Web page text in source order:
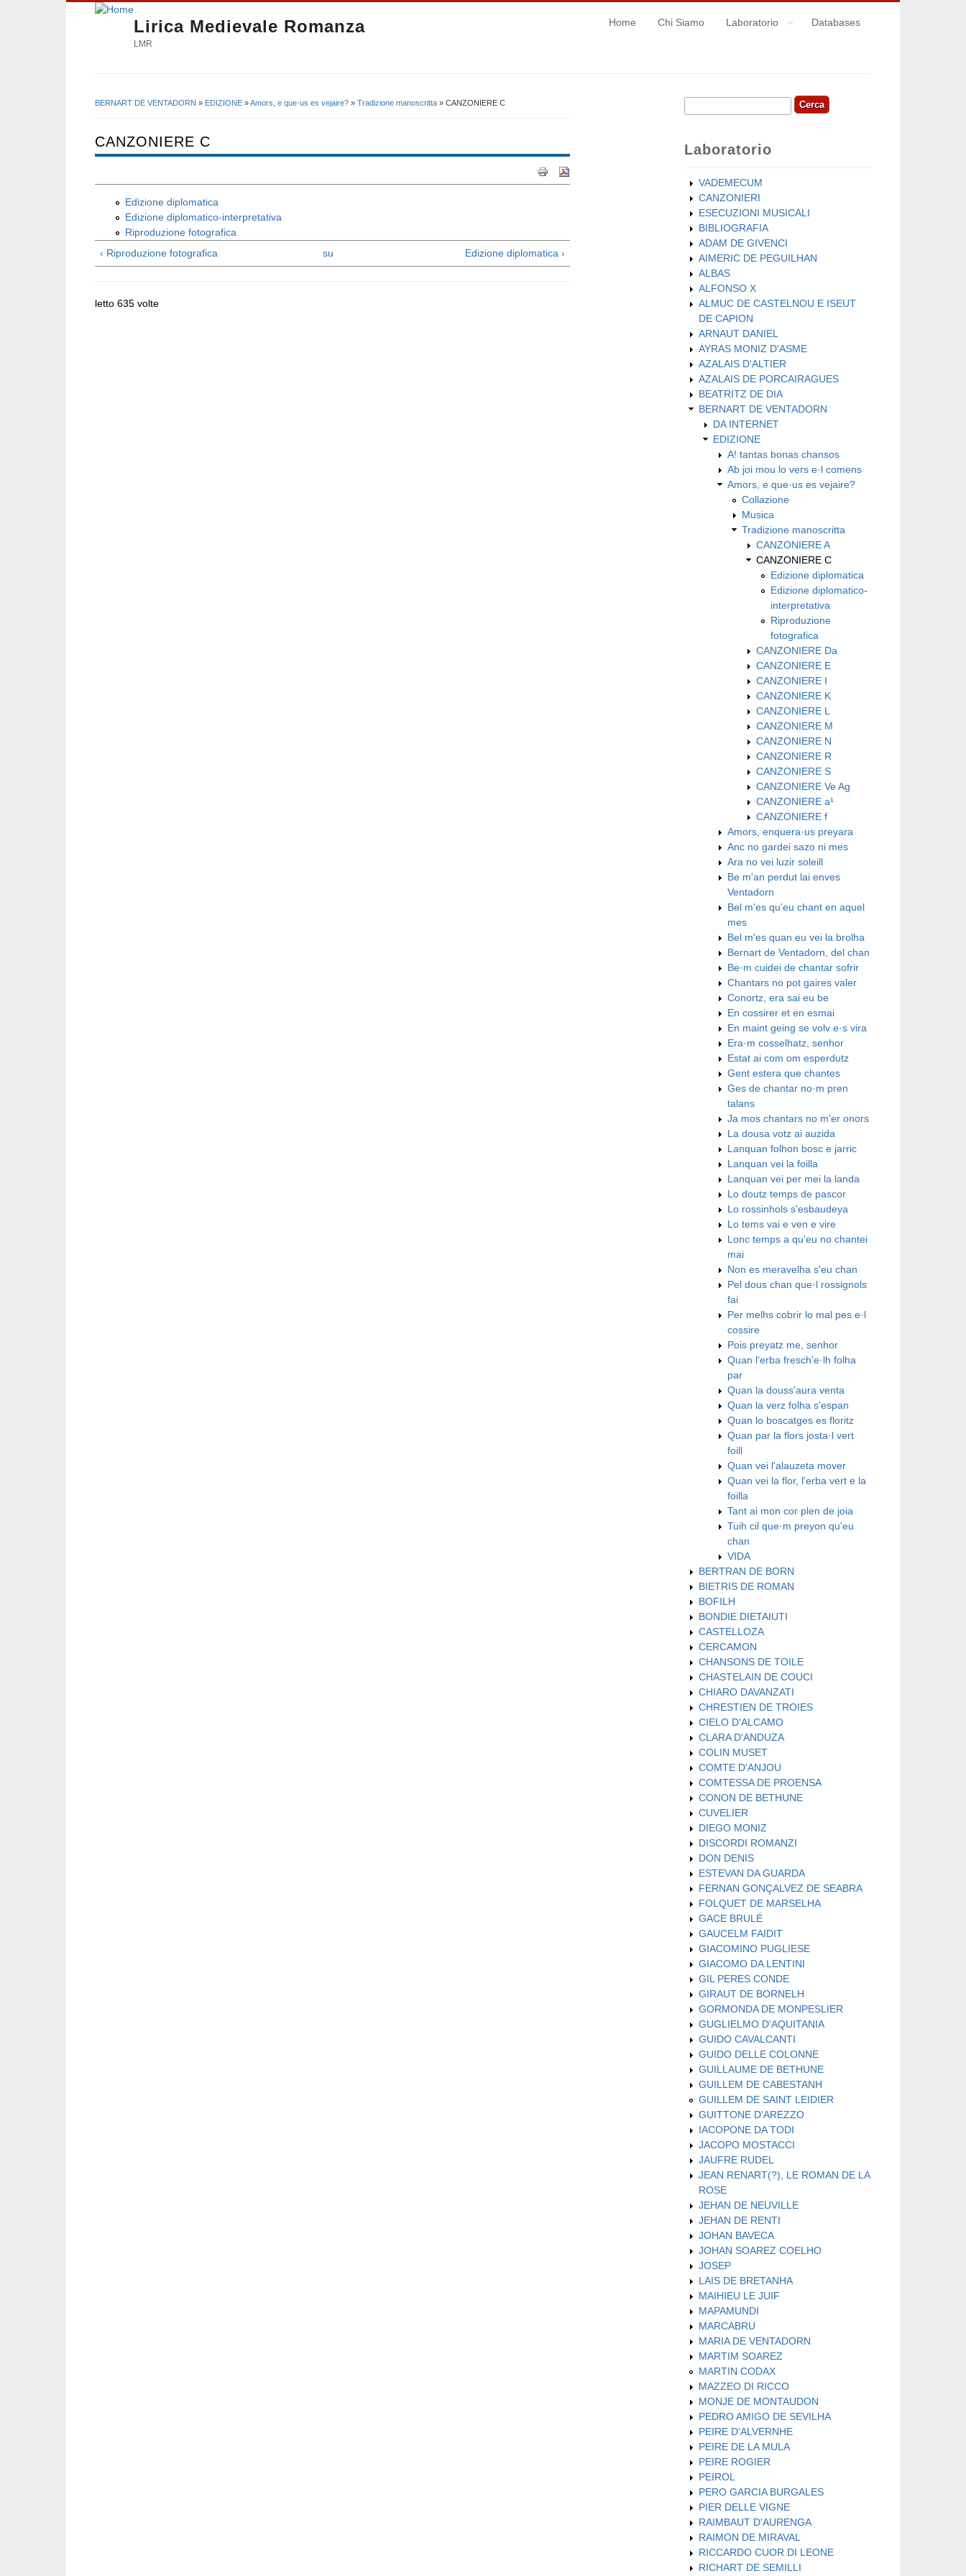
Lirica Medievale Romanza
LMR
Home Chi Siamo Laboratorio Databases
BERNART DE VENTADORN » EDIZIONE »Amors, e que·us es vejaire? » Tradizione manoscritta » CANZONIERE C
CANZONIERE C
Edizione diplomatica
Edizione diplomatico-interpretativa
Riproduzione fotografica
‹ Riproduzione fotografica
su Edizione diplomatica ›
letto 635 volte
Form di ricerca
Cerca
Laboratorio
VADEMECUM
CANZONIERI
ESECUZIONI MUSICALI
BIBLIOGRAFIA
ADAM DE GIVENCI
AIMERIC DE PEGUILHAN
ALBAS
ALFONSO X
ALMUC DE CASTELNOU E ISEUT
DE CAPION
ARNAUT DANIEL
AYRAS MONIZ D'ASME
AZALAIS D'ALTIER
AZALAIS DE PORCAIRAGUES
BEATRITZ DE DIA
BERNART DE VENTADORN
DA INTERNET
EDIZIONE
A! tantas bonas chansos
Ab joi mou lo vers e·l comens
Amors, e que·us es vejaire?
Collazione
Musica
Tradizione manoscritta
CANZONIERE A
CANZONIERE C
Edizione diplomatica
Edizione diplomatico-
interpretativa
Riproduzione
fotografica
CANZONIERE Da
CANZONIERE E
CANZONIERE I
CANZONIERE K
CANZONIERE L
CANZONIERE M
CANZONIERE N
CANZONIERE R
CANZONIERE S
CANZONIERE Ve Ag
CANZONIERE a¹
CANZONIERE f
Amors, enquera·us preyara
Anc no gardei sazo ni mes
Ara no vei luzir soleill
Be m'an perdut lai enves
Ventadorn
Bel m'es qu'eu chant en aquel
mes
Bel m'es quan eu vei la brolha
Bernart de Ventadorn, del chan
Be·m cuidei de chantar sofrir
Chantars no pot gaires valer
Conortz, era sai eu be
En cossirer et en esmai
En maint geing se volv e·s vira
Era·m cosselhatz, senhor
Estat ai com om esperdutz
Gent estera que chantes
Ges de chantar no·m pren
talans
Ja mos chantars no m'er onors
La dousa votz ai auzida
Lanquan folhon bosc e jarric
Lanquan vei la foilla
Lanquan vei per mei la landa
Lo doutz temps de pascor
Lo rossinhols s'esbaudeya
Lo tems vai e ven e vire
Lonc temps a qu'eu no chantei
mai
Non es meravelha s'eu chan
Pel dous chan que·l rossignols
fai
Per melhs cobrir lo mal pes e·l
cossire
Pois preyatz me, senhor
Quan l'erba fresch'e·lh folha
par
Quan la douss'aura venta
Quan la verz folha s'espan
Quan lo boscatges es floritz
Quan par la flors josta·l vert
foill
Quan vei l'alauzeta mover
Quan vei la flor, l'erba vert e la
foilla
Tant ai mon cor plen de joia
Tuih cil que·m preyon qu'eu
chan
VIDA
BERTRAN DE BORN
BIETRIS DE ROMAN
BOFILH
BONDIE DIETAIUTI
CASTELLOZA
CERCAMON
CHANSONS DE TOILE
CHASTELAIN DE COUCI
CHIARO DAVANZATI
CHRESTIEN DE TROIES
CIELO D'ALCAMO
CLARA D'ANDUZA
COLIN MUSET
COMTE D'ANJOU
COMTESSA DE PROENSA
CONON DE BETHUNE
CUVELIER
DIEGO MONIZ
DISCORDI ROMANZI
DON DENIS
ESTEVAN DA GUARDA
FERNAN GONÇALVEZ DE SEABRA
FOLQUET DE MARSELHA
GACE BRULÉ
GAUCELM FAIDIT
GIACOMINO PUGLIESE
GIACOMO DA LENTINI
GIL PERES CONDE
GIRAUT DE BORNELH
GORMONDA DE MONPESLIER
GUGLIELMO D'AQUITANIA
GUIDO CAVALCANTI
GUIDO DELLE COLONNE
GUILLAUME DE BETHUNE
GUILLEM DE CABESTANH
GUILLEM DE SAINT LEIDIER
GUITTONE D'AREZZO
IACOPONE DA TODI
JACOPO MOSTACCI
JAUFRE RUDEL
JEAN RENART(?), LE ROMAN DE LA
ROSE
JEHAN DE NEUVILLE
JEHAN DE RENTI
JOHAN BAVECA
JOHAN SOAREZ COELHO
JOSEP
LAIS DE BRETANHA
MAIHIEU LE JUIF
MAPAMUNDI
MARCABRU
MARIA DE VENTADORN
MARTIM SOAREZ
MARTIN CODAX
MAZZEO DI RICCO
MONJE DE MONTAUDON
PEDRO AMIGO DE SEVILHA
PEIRE D'ALVERNHE
PEIRE DE LA MULA
PEIRE ROGIER
PEIROL
PERO GARCIA BURGALES
PIER DELLE VIGNE
RAIMBAUT D'AURENGA
RAIMON DE MIRAVAL
RICCARDO CUOR DI LEONE
RICHART DE SEMILLI